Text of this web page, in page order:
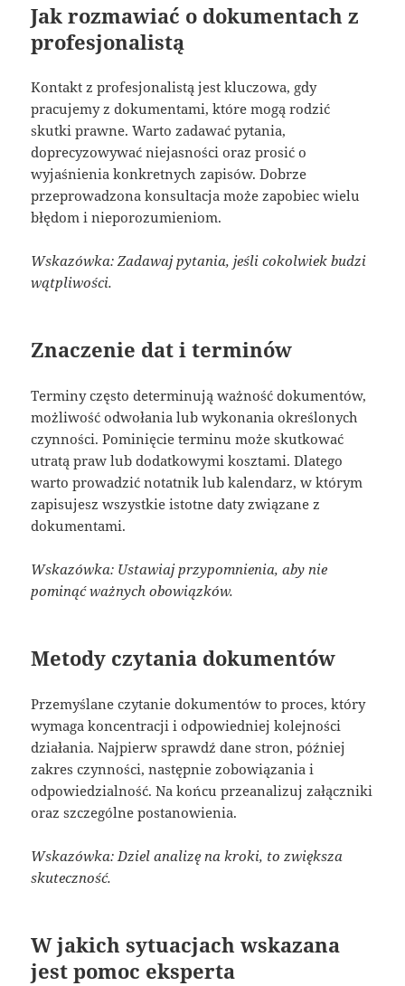
Jak rozmawiać o dokumentach z
profesjonalistą
Kontakt z profesjonalistą jest kluczowa, gdy
pracujemy z dokumentami, które mogą rodzić
skutki prawne. Warto zadawać pytania,
doprecyzowywać niejasności oraz prosić o
wyjaśnienia konkretnych zapisów. Dobrze
przeprowadzona konsultacja może zapobiec wielu
błędom i nieporozumieniom.
Wskazówka: Zadawaj pytania, jeśli cokolwiek budzi
wątpliwości.
Znaczenie dat i terminów
Terminy często determinują ważność dokumentów,
możliwość odwołania lub wykonania określonych
czynności. Pominięcie terminu może skutkować
utratą praw lub dodatkowymi kosztami. Dlatego
warto prowadzić notatnik lub kalendarz, w którym
zapisujesz wszystkie istotne daty związane z
dokumentami.
Wskazówka: Ustawiaj przypomnienia, aby nie
pominąć ważnych obowiązków.
Metody czytania dokumentów
Przemyślane czytanie dokumentów to proces, który
wymaga koncentracji i odpowiedniej kolejności
działania. Najpierw sprawdź dane stron, później
zakres czynności, następnie zobowiązania i
odpowiedzialność. Na końcu przeanalizuj załączniki
oraz szczególne postanowienia.
Wskazówka: Dziel analizę na kroki, to zwiększa
skuteczność.
W jakich sytuacjach wskazana
jest pomoc eksperta